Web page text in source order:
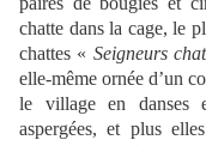
chatte dans la cage, le
chattes « Seigneurs
elle-même ornée d’un
le village en danses
aspergées, et plus